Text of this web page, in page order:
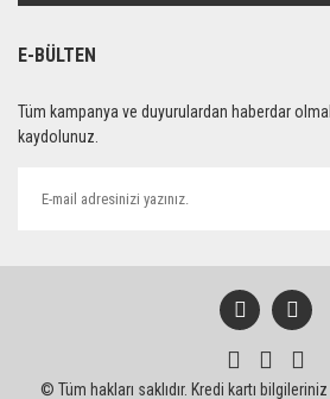
E-BÜLTEN
Tüm kampanya ve duyurulardan haberdar
kaydolunuz.
© Tüm hakları saklıdır. Kredi kartı